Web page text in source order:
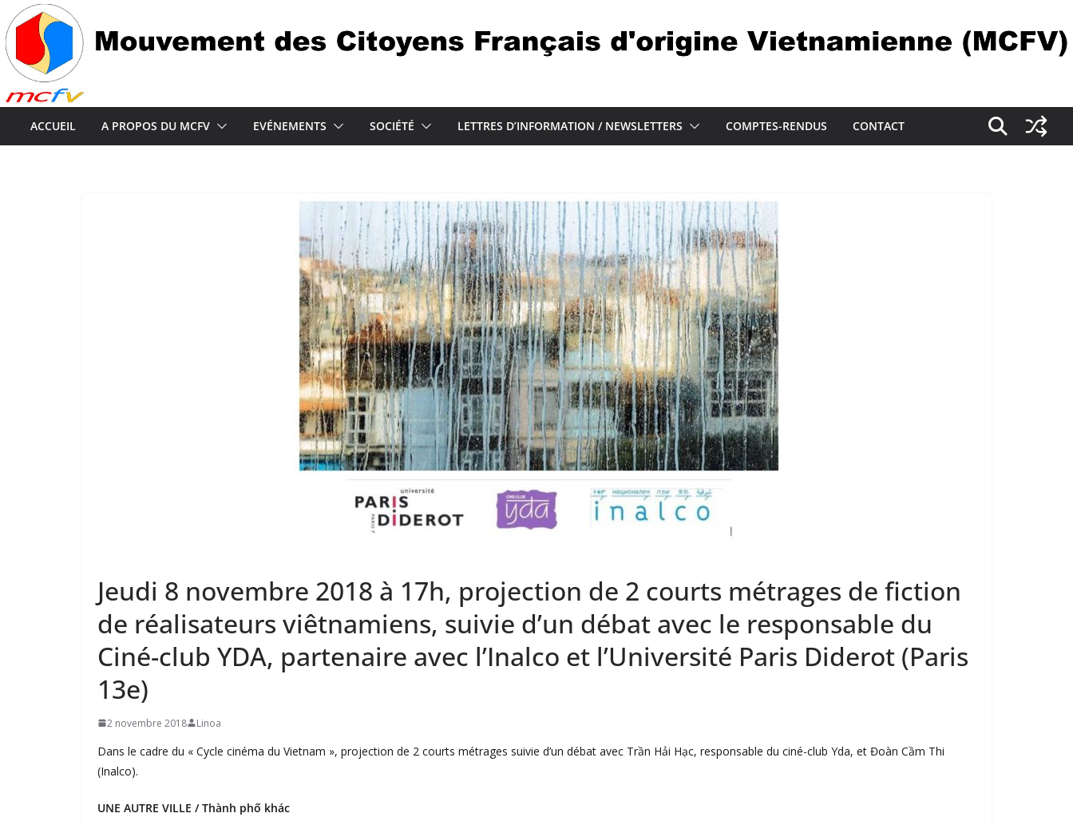
Passer
au
contenu
ACCUEIL A PROPOS DU MCFV EVÉNEMENTS SOCIÉTÉ LETTRES D’INFORMATION / NEWSLETTERS COMPTES-RENDUS CONTACT
Jeudi 8 novembre 2018 à 17h, projection de 2 courts métrages de fiction
de réalisateurs viêtnamiens, suivie d’un débat avec le responsable du
Ciné-club YDA, partenaire avec l’Inalco et l’Université Paris Diderot (Paris
13e)
2 novembre 2018 Linoa
Dans le cadre du « Cycle cinéma du Vietnam », projection de 2 courts métrages suivie d’un débat avec Trần Hải Hạc, responsable du ciné-club Yda, et Đoàn Cầm Thi
(Inalco).
UNE AUTRE VILLE / Thành phố khác